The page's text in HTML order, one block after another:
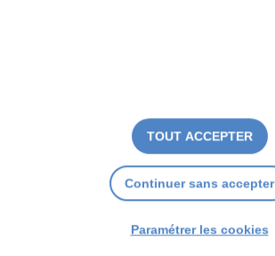
TOUT ACCEPTER
Continuer sans accepter
Paramétrer les cookies